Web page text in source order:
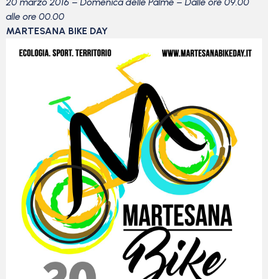
alle ore 00.00
MARTESANA BIKE DAY